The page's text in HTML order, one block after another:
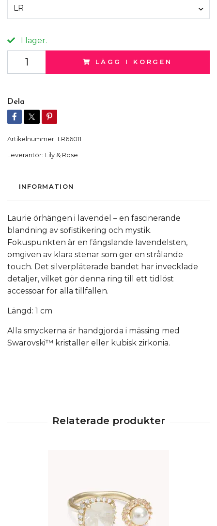
LR
I lager.
LÄGG I KORGEN
Dela
Artikelnummer: LR66011
Leverantör: Lily & Rose
INFORMATION
Laurie örhängen i lavendel – en fascinerande
blandning av sofistikering och mystik.
Fokuspunkten är en fängslande lavendelsten,
omgiven av klara stenar som ger en strålande
touch. Det silverpläterade bandet har invecklade
detaljer, vilket gör denna ring till ett tidlöst
accessoar för alla tillfällen.
Längd: 1 cm
Alla smyckerna är handgjorda i mässing med
Swarovski™ kristaller eller kubisk zirkonia.